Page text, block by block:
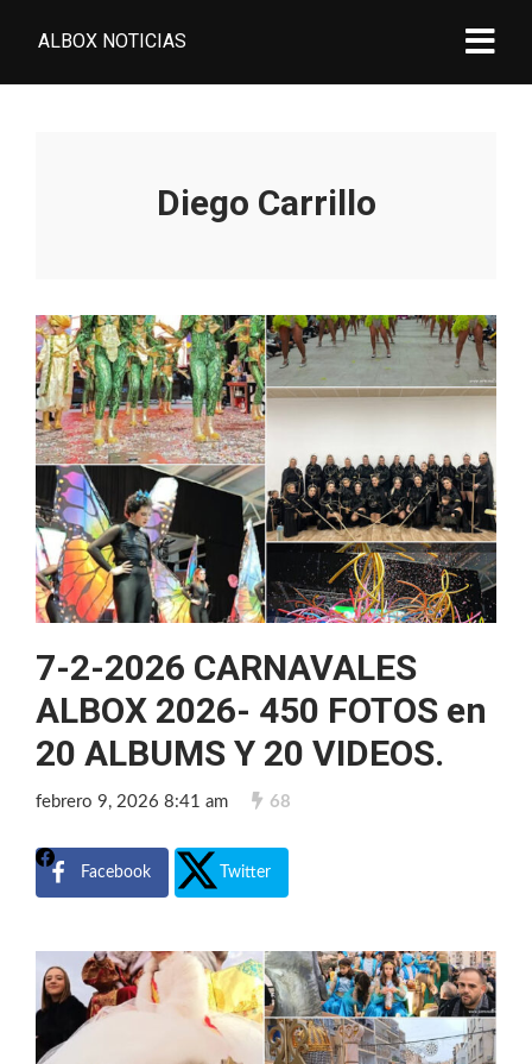
ALBOX NOTICIAS
Diego Carrillo
7-2-2026 CARNAVALES
ALBOX 2026- 450 FOTOS en
20 ALBUMS Y 20 VIDEOS.
febrero 9, 2026 8:41 am 68
Facebook Twitter